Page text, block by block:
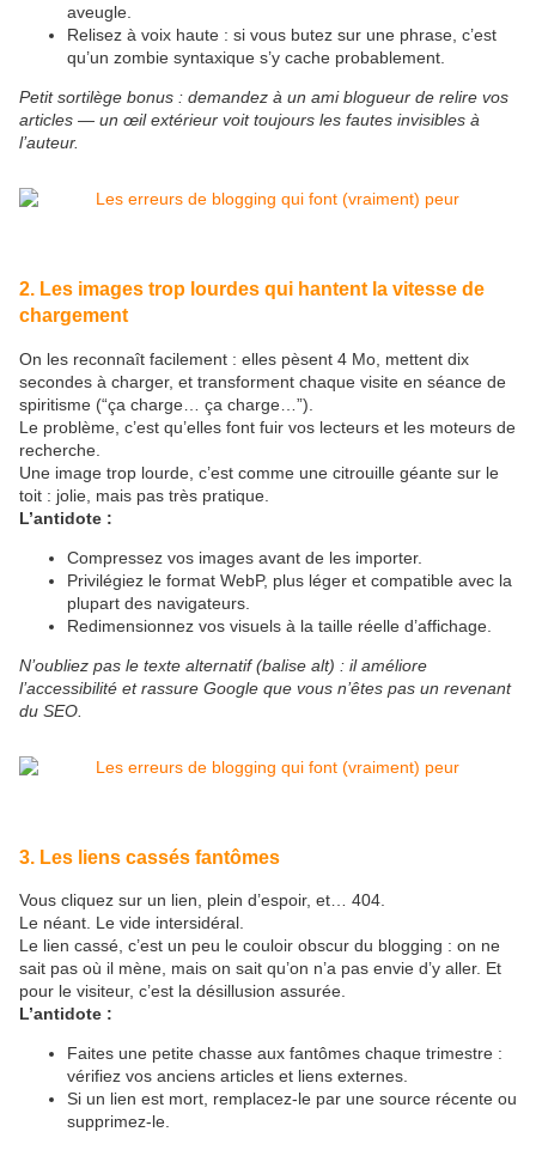
aveugle.
Relisez à voix haute : si vous butez sur une phrase, c’est
qu’un zombie syntaxique s’y cache probablement.
Petit sortilège bonus : demandez à un ami blogueur de relire vos
articles — un œil extérieur voit toujours les fautes invisibles à
l’auteur.
2. Les images trop lourdes qui hantent la vitesse de
chargement
On les reconnaît facilement : elles pèsent 4 Mo, mettent dix
secondes à charger, et transforment chaque visite en séance de
spiritisme (“ça charge… ça charge…”).
Le problème, c’est qu’elles font fuir vos lecteurs et les moteurs de
recherche.
Une image trop lourde, c’est comme une citrouille géante sur le
toit : jolie, mais pas très pratique.
L’antidote :
Compressez vos images avant de les importer.
Privilégiez le format WebP, plus léger et compatible avec la
plupart des navigateurs.
Redimensionnez vos visuels à la taille réelle d’affichage.
N’oubliez pas le texte alternatif (balise alt) : il améliore
l’accessibilité et rassure Google que vous n’êtes pas un revenant
du SEO.
3. Les liens cassés fantômes
Vous cliquez sur un lien, plein d’espoir, et… 404.
Le néant. Le vide intersidéral.
Le lien cassé, c’est un peu le couloir obscur du blogging : on ne
sait pas où il mène, mais on sait qu’on n’a pas envie d’y aller. Et
pour le visiteur, c’est la désillusion assurée.
L’antidote :
Faites une petite chasse aux fantômes chaque trimestre :
vérifiez vos anciens articles et liens externes.
Si un lien est mort, remplacez-le par une source récente ou
supprimez-le.